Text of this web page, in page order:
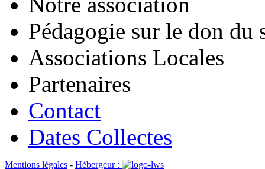
Pédagogie sur le don du
Associations Locales
Partenaires
Contact
Dates Collectes
Mentions légales - Hébergeur :